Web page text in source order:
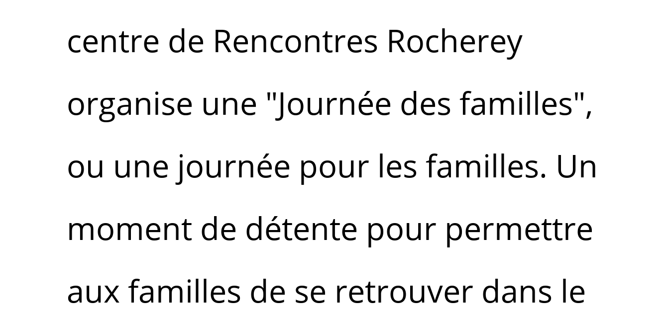
centre de Rencontres Rocherey
organise une "Journée des familles",
ou une journée pour les familles. Un
moment de détente pour permettre
aux familles de se retrouver dans le